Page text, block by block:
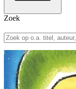
Zoek